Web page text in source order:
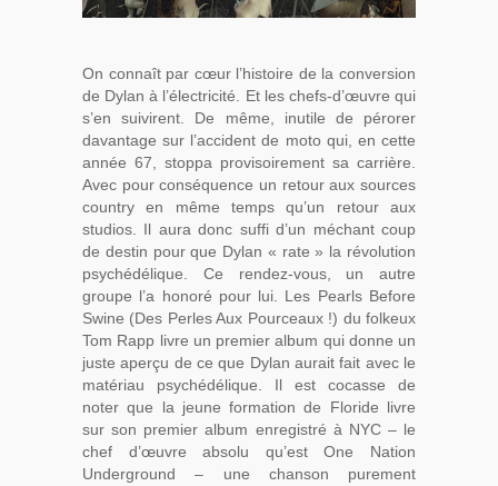
On connaît par cœur l’histoire de la conversion
de Dylan à l’électricité. Et les chefs-d’œuvre qui
s’en suivirent. De même, inutile de pérorer
davantage sur l’accident de moto qui, en cette
année 67, stoppa provisoirement sa carrière.
Avec pour conséquence un retour aux sources
country en même temps qu’un retour aux
studios. Il aura donc suffi d’un méchant coup
de destin pour que Dylan « rate » la révolution
psychédélique. Ce rendez-vous, un autre
groupe l’a honoré pour lui. Les Pearls Before
Swine (Des Perles Aux Pourceaux !) du folkeux
Tom Rapp livre un premier album qui donne un
juste aperçu de ce que Dylan aurait fait avec le
matériau psychédélique. Il est cocasse de
noter que la jeune formation de Floride livre
sur son premier album enregistré à NYC – le
chef d’œuvre absolu qu’est One Nation
Underground – une chanson purement